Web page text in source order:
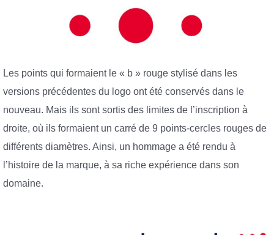
Les points qui formaient le « b » rouge stylisé dans les
versions précédentes du logo ont été conservés dans le
nouveau. Mais ils sont sortis des limites de l’inscription à
droite, où ils formaient un carré de 9 points-cercles rouges de
différents diamètres. Ainsi, un hommage a été rendu à
l’histoire de la marque, à sa riche expérience dans son
domaine.